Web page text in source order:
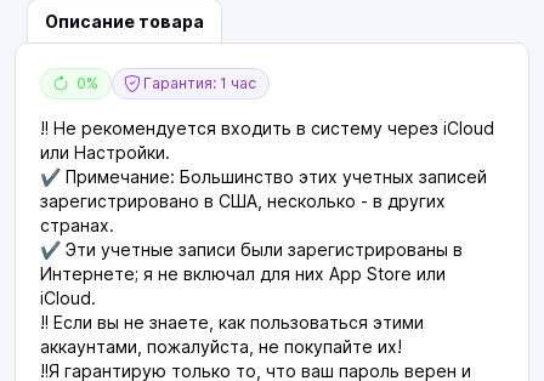
Описание товара
0% Гарантия: 1 час
‼️ Не рекомендуется входить в систему через iCloud
или Настройки.
✔️ Примечание: Большинство этих учетных записей
зарегистрировано в США, несколько - в других
странах.
✔️ Эти учетные записи были зарегистрированы в
Интернете; я не включал для них App Store или
iCloud.
‼️ Если вы не знаете, как пользоваться этими
аккаунтами, пожалуйста, не покупайте их!
‼️Я гарантирую только то, что ваш пароль верен и